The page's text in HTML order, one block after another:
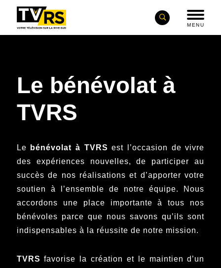
MENU
Le bénévolat à
TVRS
Le bénévolat à TVRS est l’occasion de vivre
des expériences nouvelles, de participer au
succès de nos réalisations et d’apporter votre
soutien à l’ensemble de notre équipe. Nous
accordons une place importante à tous nos
bénévoles parce que nous savons qu’ils sont
indispensables à la réussite de notre mission.
TVRSfavorise la création et le maintien d’un